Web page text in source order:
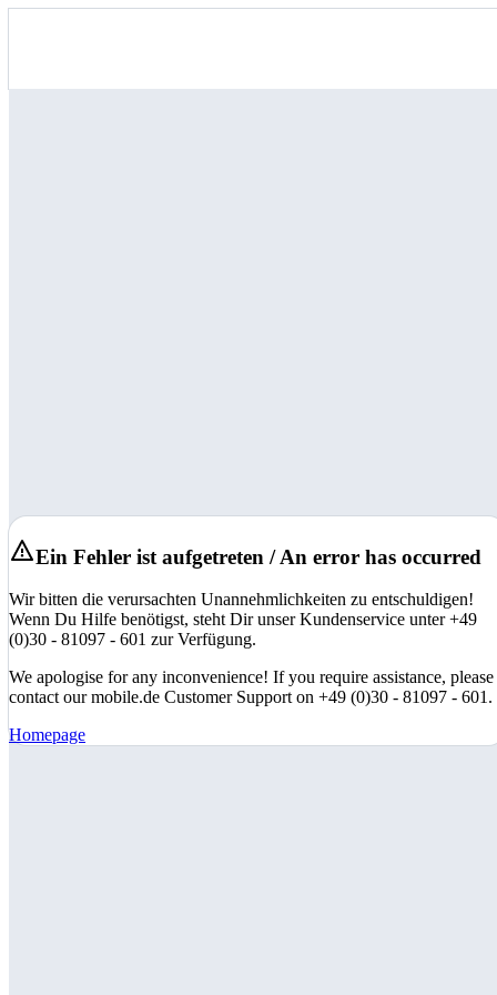
Ein Fehler ist aufgetreten / An error has occurred
Wir bitten die verursachten Unannehmlichkeiten zu entschuldigen!
Wenn Du Hilfe benötigst, steht Dir unser Kundenservice unter +49
(0)30 - 81097 - 601 zur Verfügung.
We apologise for any inconvenience! If you require assistance, please
contact our mobile.de Customer Support on +49 (0)30 - 81097 - 601.
Homepage